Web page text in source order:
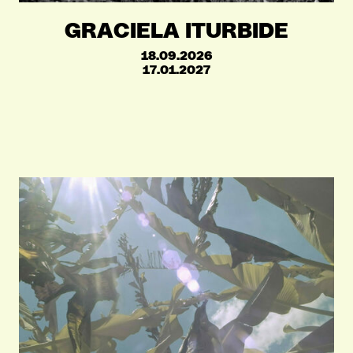
GRACIELA ITURBIDE
18.09.2026
17.01.2027
VIND EXPO’S, ACTIVITEITEN & INFORMATIE